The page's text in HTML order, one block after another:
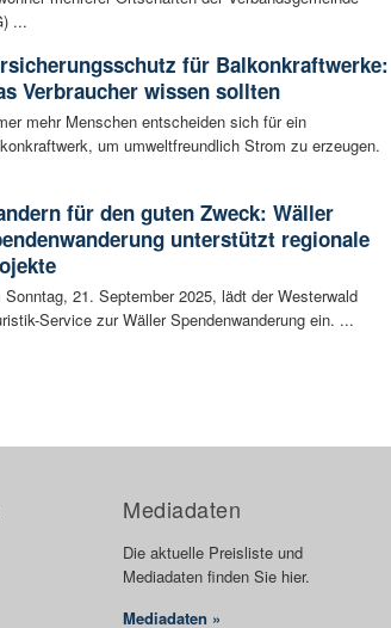
...
für Balkonkraftwerke:
Verbraucher wissen sollten
mehr Menschen entscheiden sich für ein
um umweltfreundlich Strom zu erzeugen.
für den guten Zweck: Wäller
unterstützt regionale
Sonntag, 21. September 2025, lädt der Westerwald
Service zur Wäller Spendenwanderung ein. ...
Mediadaten
Die aktuelle Preisliste und
Mediadaten finden Sie hier.
Mediadaten »